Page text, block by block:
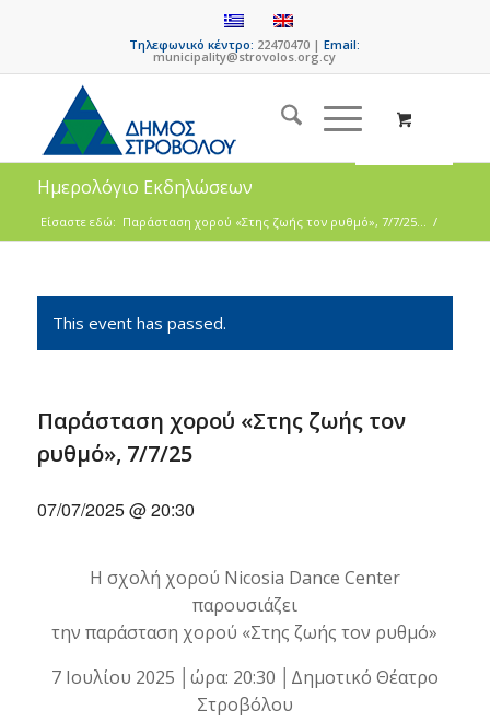
Τηλεφωνικό κέντρο: 22470470 |Email:
municipality@strovolos.org.cy
Ημερολόγιο Εκδηλώσεων
Είσαστε εδώ: Παράσταση χορού «Στης ζωής τον ρυθμό», 7/7/25... /
This event has passed.
Παράσταση χορού «Στης ζωής τον
ρυθμό», 7/7/25
07/07/2025 @ 20:30
Η σχολή χορού Nicosia Dance Center
παρουσιάζει
την παράσταση χορού «Στης ζωής τον ρυθμό»
7 Ιουλίου 2025 │ώρα: 20:30 │Δημοτικό Θέατρο
Στροβόλου